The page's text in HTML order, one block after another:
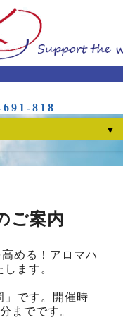
818
▼
ご案内
める！アロマハ
ます。
」です。開催時
までです。